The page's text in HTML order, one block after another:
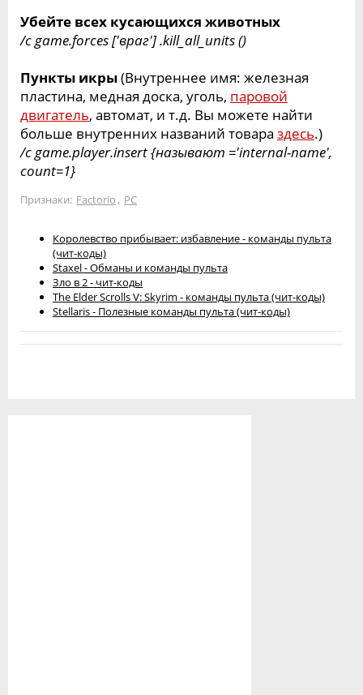
Убейте всех кусающихся животных
/c game.forces ['враг'] .kill_all_units ()
Пункты икры(Внутреннее имя: железная
пластина, медная доска, уголь, паровой
двигатель, автомат, и т.д. Вы можете найти
больше внутренних названий товара здесь.)
/c game.player.insert {называют ='internal-name',
count=1}
Признаки: Factorio , PC
Королевство прибывает: избавление - команды пульта
(чит-коды)
Staxel - Обманы и команды пульта
Зло в 2 - чит-коды
The Elder Scrolls V: Skyrim - команды пульта (чит-коды)
Stellaris - Полезные команды пульта (чит-коды)